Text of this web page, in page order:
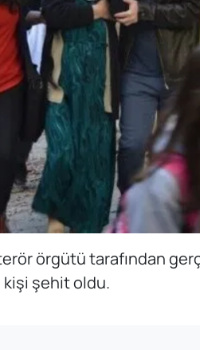
terör örgütü tarafından
kişi şehit oldu.